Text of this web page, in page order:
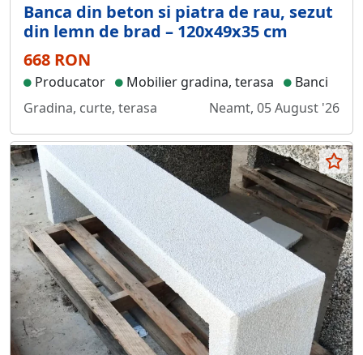
Banca din beton si piatra de rau, sezut
din lemn de brad – 120x49x35 cm
668 RON
Producator Mobilier gradina, terasa
Banci
Gradina, curte, terasa
Neamt, 05 August '26